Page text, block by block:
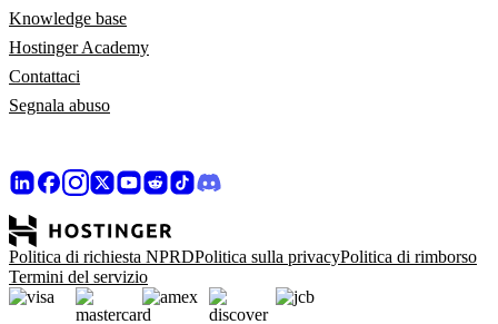
Knowledge base
Hostinger Academy
Contattaci
Segnala abuso
Politica di richiesta NPRDPolitica sulla privacyPolitica di rimborso
Termini del servizio